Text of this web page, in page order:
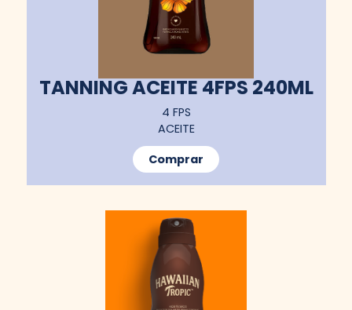
TANNING ACEITE 4FPS 240ML
4 FPS
ACEITE
Comprar